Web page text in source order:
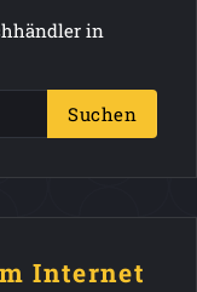
in
Suchen
Internet